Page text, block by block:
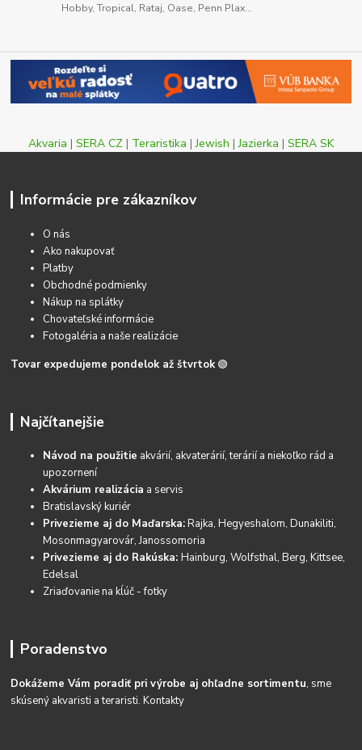
Hobby, Tropical, Rataj, Oase, Penn Plax...
Akvaria | SERA CZ | Teraristika |Jewish |Jazierka | SERA SK
Informácie pre zákazníkov
O nás
Ako nakupovať
Platby
Obchodné podmienky
Nákup na splátky
Chovateľské informácie
Fotogaléria a naše realizácie
Tovar expedujeme pondelok až štvrtok 🟢
Najčítanejšie
Návod na použitie akvárií, akvaterárií, terárií a niekoľko rád a
upozornení
Akvárium realizácia a servis
Bratislavský kuriér
Privezieme aj do Maďarska:Rajka, Hegyeshalom, Dunakiliti,
Mosonmagyarovár, Janossomoria
Privezieme aj do Rakúska:Hainburg, Wolfsthal, Berg, Kittsee,
Edelsal
Zriaďovanie na kĺúč - fotky
Poradenstvo
Dokážeme Vám poradiť pri výrobe aj ohľadne sortimentu, sme
skúsený akvaristi a teraristi.Kontakty